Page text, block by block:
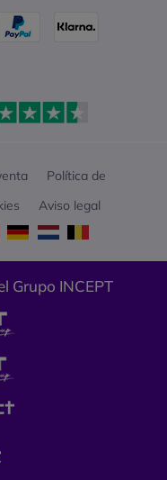
Política de
Aviso legal
Grupo INCEPT